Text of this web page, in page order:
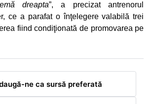
dreapta”, a precizat antrenorul
ce a parafat o înţelegere valabilă trei
fiind condiţionată de promovarea pe
ne ca sursă preferată